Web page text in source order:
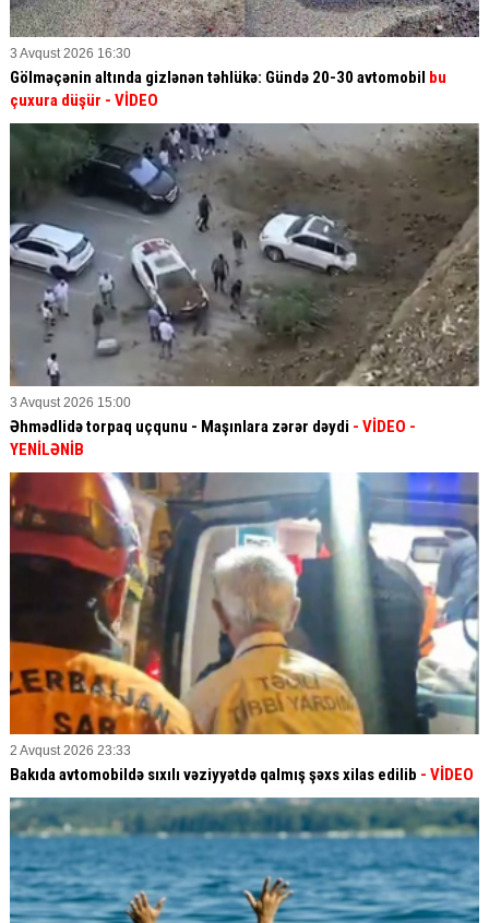
3 Avqust 2026 16:30
Gölməçənin altında gizlənən təhlükə: Gündə 20-30 avtomobil
bu
çuxura düşür - VİDEO
3 Avqust 2026 15:00
Əhmədlidə torpaq uçqunu - Maşınlara zərər dəydi - VİDEO -
YENİLƏNİB
2 Avqust 2026 23:33
Bakıda avtomobildə sıxılı vəziyyətdə qalmış şəxs xilas edilib - VİDEO